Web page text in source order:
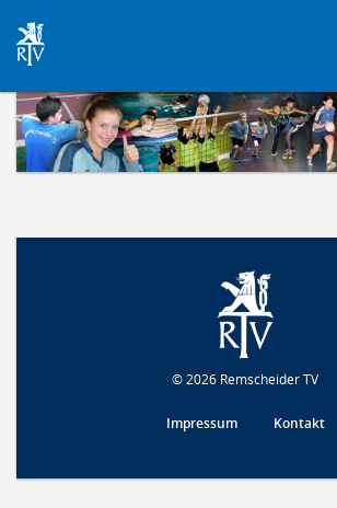
© 2026 Remscheider TV
Impressum Kontakt